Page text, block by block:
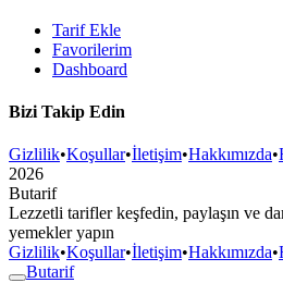
Tarif Ekle
Favorilerim
Dashboard
Bizi Takip Edin
Gizlilik•Koşullar•İletişim•Hakkımızda•
2026
Butarif
Lezzetli tarifler keşfedin, paylaşın ve
yemekler yapın
Gizlilik•Koşullar•İletişim•Hakkımızda•
Butarif